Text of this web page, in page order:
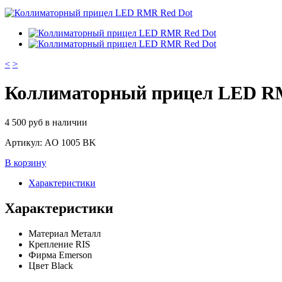
< >
Коллиматорный прицел LED
4 500 руб в наличии
Артикул: AO 1005 BK
В корзину
Характеристики
Характеристики
Материал Металл
Крепление RIS
Фирма Emerson
Цвет Black